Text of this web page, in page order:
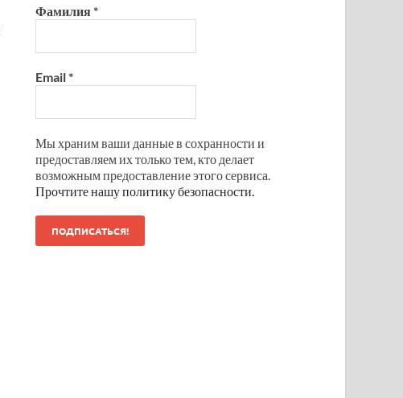
Фамилия*
Email*
Мы храним ваши данные в сохранности и
предоставляем их только тем, кто делает
возможным предоставление этого сервиса.
Прочтите нашу политику безопасности.